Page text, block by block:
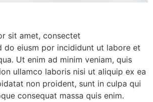
sit amet, consectet
do eiusm por incididunt ut labore et
Ut enim ad minim veniam, quis
ullamco laboris nisi ut aliquip ex ea
non proident, sunt in culpa qui
consequat massa quis enim.